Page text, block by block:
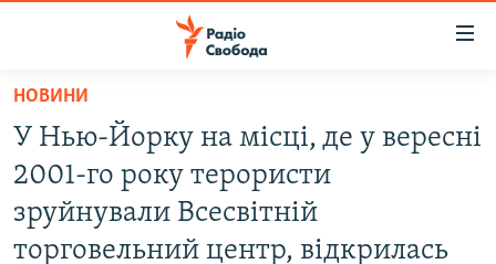
Перейти
основного
матеріалу
Перейти
до
основної
РАДІО СВОБОДА – 70 РОКІВ
СТАТТІ
НОВИНИ
У Нью-Йорку на місці, де у вересні
2001-го року терористи
зруйнували Всесвітній
торговельний центр, відкрилась